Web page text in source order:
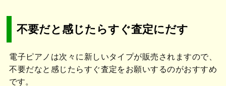
不要だと感じたらすぐ査定にだす
電子ピアノは次々に新しいタイプが販売されますので、
不要だなと感じたらすぐ査定をお願いするのがおすすめ
です。